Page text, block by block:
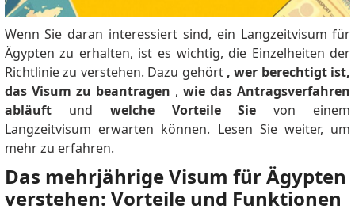
Wenn Sie daran interessiert sind, ein Langzeitvisum für
Ägypten zu erhalten, ist es wichtig, die Einzelheiten der
Richtlinie zu verstehen. Dazu gehört , wer berechtigt ist,
das Visum zu beantragen ,wie das Antragsverfahren
abläuft und welche Vorteile Sievon einem
Langzeitvisum erwarten können. Lesen Sie weiter, um
mehr zu erfahren.
Das mehrjährige Visum für Ägypten
verstehen: Vorteile und Funktionen